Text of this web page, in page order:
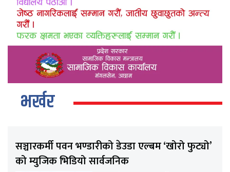
भर्खर
सञ्चारकर्मी पवन भण्डारीको डेउडा एल्बम ‘खोरो फुट्यो’
को म्युजिक भिडियो सार्वजनिक